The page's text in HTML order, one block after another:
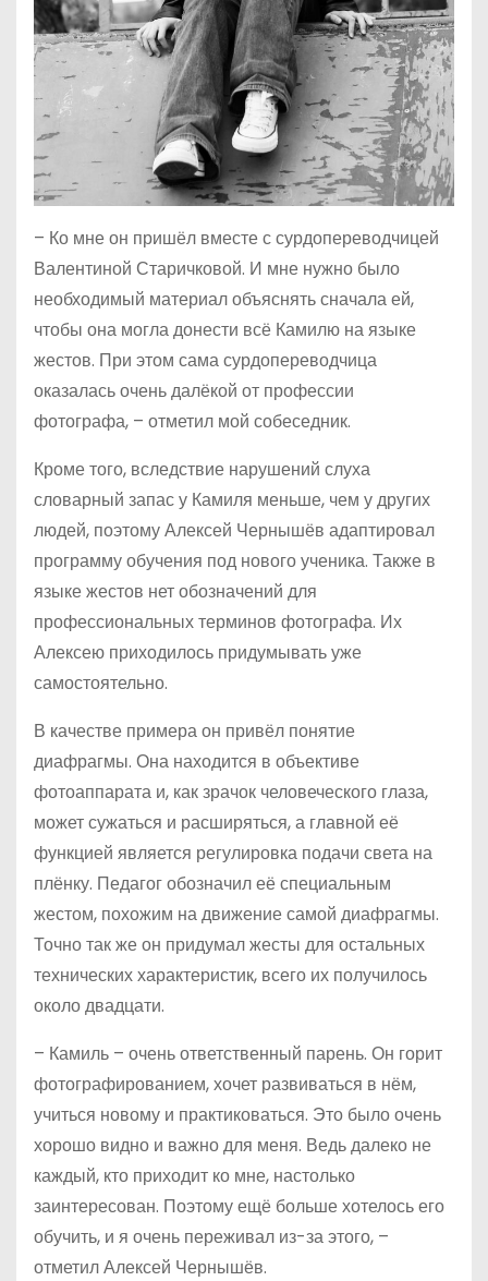
– Ко мне он пришёл вместе с сурдопереводчицей
Валентиной Старичковой. И мне нужно было
необходимый материал объяснять сначала ей,
чтобы она могла донести всё Камилю на языке
жестов. При этом сама сурдопереводчица
оказалась очень далёкой от профессии
фотографа, – отметил мой собеседник.
Кроме того, вследствие нарушений слуха
словарный запас у Камиля меньше, чем у других
людей, поэтому Алексей Чернышёв адаптировал
программу обучения под нового ученика. Также в
языке жестов нет обозначений для
профессиональных терминов фотографа. Их
Алексею приходилось придумывать уже
самостоятельно.
В качестве примера он привёл понятие
диафрагмы. Она находится в объективе
фотоаппарата и, как зрачок человеческого глаза,
может сужаться и расширяться, а главной её
функцией является регулировка подачи света на
плёнку. Педагог обозначил её специальным
жестом, похожим на движение самой диафрагмы.
Точно так же он придумал жесты для остальных
технических характеристик, всего их получилось
около двадцати.
– Камиль – очень ответственный парень. Он горит
фотографированием, хочет развиваться в нём,
учиться новому и практиковаться. Это было очень
хорошо видно и важно для меня. Ведь далеко не
каждый, кто приходит ко мне, настолько
заинтересован. Поэтому ещё больше хотелось его
обучить, и я очень переживал из-за этого, –
отметил Алексей Чернышёв.